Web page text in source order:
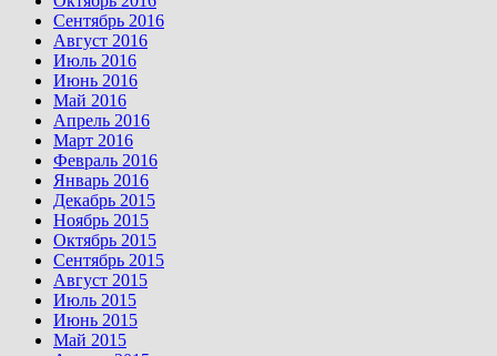
Сентябрь 2016
Август 2016
Июль 2016
Июнь 2016
Май 2016
Апрель 2016
Март 2016
Февраль 2016
Январь 2016
Декабрь 2015
Ноябрь 2015
Октябрь 2015
Сентябрь 2015
Август 2015
Июль 2015
Июнь 2015
Май 2015